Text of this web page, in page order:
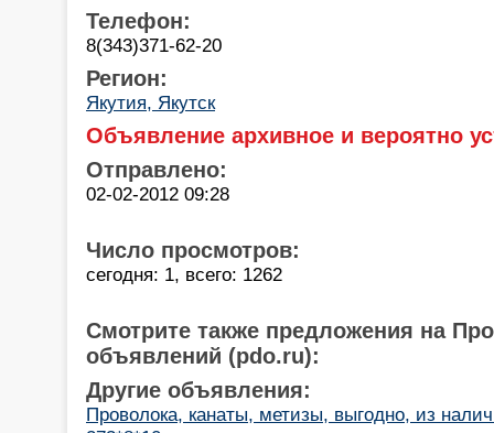
Телефон:
8(343)371-62-20
Регион:
Якутия, Якутск
Объявление архивное и вероятно
Отправлено:
02-02-2012 09:28
Число просмотров:
сегодня: 1, всего: 1262
Смотрите также предложения на
объявлений (pdo.ru):
Другие объявления:
Проволока, канаты, метизы, выгодно, из